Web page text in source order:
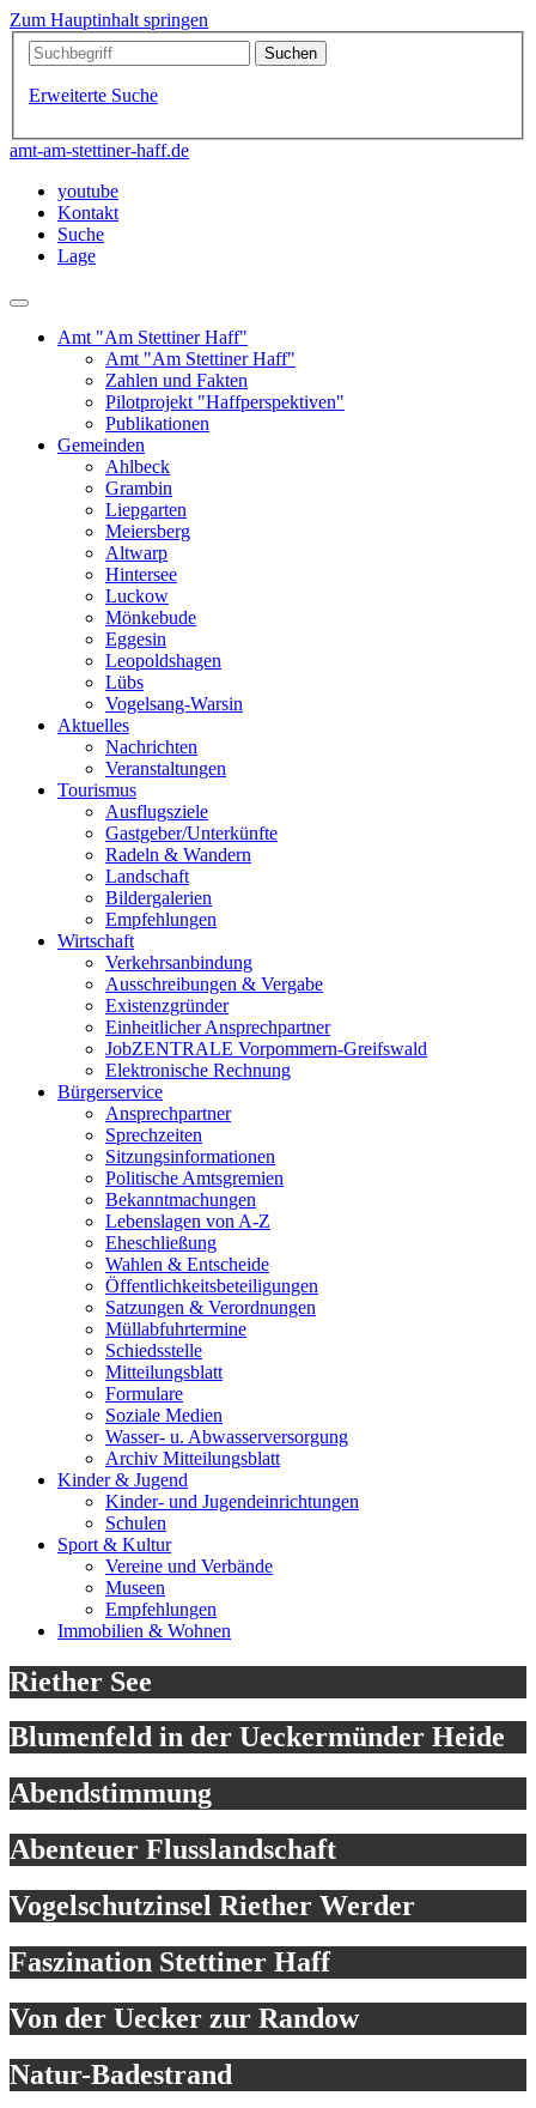
Zum Hauptinhalt springen
Erweiterte Suche
amt-am-stettiner-haff.de
youtube
Kontakt
Suche
Lage
Amt "Am Stettiner Haff"
Amt "Am Stettiner Haff"
Zahlen und Fakten
Pilotprojekt "Haffperspektiven"
Publikationen
Gemeinden
Ahlbeck
Grambin
Liepgarten
Meiersberg
Altwarp
Hintersee
Luckow
Mönkebude
Eggesin
Leopoldshagen
Lübs
Vogelsang-Warsin
Aktuelles
Nachrichten
Veranstaltungen
Tourismus
Ausflugsziele
Gastgeber/Unterkünfte
Radeln & Wandern
Landschaft
Bildergalerien
Empfehlungen
Wirtschaft
Verkehrsanbindung
Ausschreibungen & Vergabe
Existenzgründer
Einheitlicher Ansprechpartner
JobZENTRALE Vorpommern-Greifswald
Elektronische Rechnung
Bürgerservice
Ansprechpartner
Sprechzeiten
Sitzungsinformationen
Politische Amtsgremien
Bekanntmachungen
Lebenslagen von A-Z
Eheschließung
Wahlen & Entscheide
Öffentlichkeitsbeteiligungen
Satzungen & Verordnungen
Müllabfuhrtermine
Schiedsstelle
Mitteilungsblatt
Formulare
Soziale Medien
Wasser- u. Abwasserversorgung
Archiv Mitteilungsblatt
Kinder & Jugend
Kinder- und Jugendeinrichtungen
Schulen
Sport & Kultur
Vereine und Verbände
Museen
Empfehlungen
Immobilien & Wohnen
Riether See
Blumenfeld in der Ueckermünder Heide
Abendstimmung
Abenteuer Flusslandschaft
Vogelschutzinsel Riether Werder
Faszination Stettiner Haff
Von der Uecker zur Randow
Natur-Badestrand